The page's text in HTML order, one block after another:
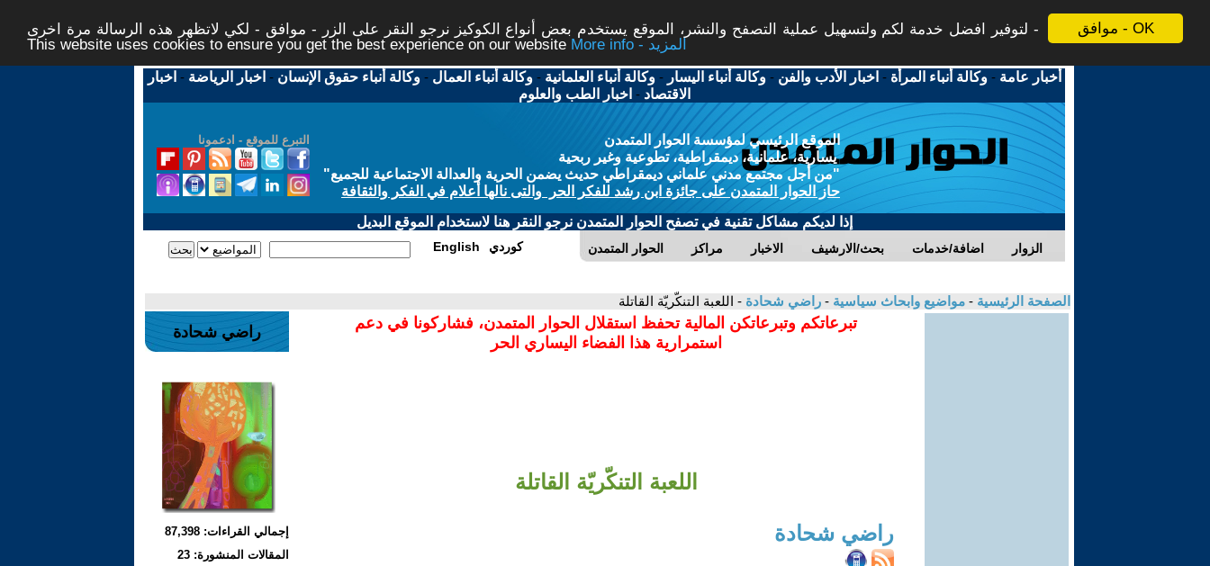
موافق - OK
لتوفير افضل خدمة لكم ولتسهيل عملية التصفح والنشر، الموقع يستخدم بعض أنواع الكوكيز نرجو النقر على الزر - موافق - لكي لاتظهر هذه الرسالة مرة اخرى -
This website uses cookies to ensure you get the best experience on our website
More info - المزيد
أخبار عامة -وكالة أنباء المرأة - اخبار الأدب والفن -وكالة أنباء اليسار -وكالة أنباء العلمانية -وكالة أنباء العمال -وكالة أنباء حقوق الإنسان - اخبار الرياضة - اخبار
الاقتصاد - اخبار الطب والعلوم
التبرع للموقع - ادعمونا
الموقع الرئيسي لمؤسسة الحوار المتمدن
يسارية، علمانية، ديمقراطية، تطوعية وغير ربحية
"من أجل مجتمع مدني علماني ديمقراطي حديث يضمن الحرية والعدالة الاجتماعية للجميع"
حاز الحوار المتمدن على جائزة ابن رشد للفكر الحر والتى نالها أعلام في الفكر والثقافة
إذا لديكم مشاكل تقنية في تصفح الحوار المتمدن نرجو النقر هنا لاستخدام الموقع البديل
الحوار المتمدن مراكز الاخبار بحث/الارشيف اضافة/خدمات الزوار English كوردي
الصفحة الرئيسية - مواضيع وابحاث سياسية - راضي شحادة - اللعبة التنكّريّة القاتلة
تبرعاتكم وتبرعاتكن المالية تحفظ استقلال الحوار المتمدن، فشاركونا في دعم
استمرارية هذا الفضاء اليساري الحر
اللعبة التنكّريّة القاتلة
راضي شحادة
راضي شحادة
إجمالي القراءات: 87,398
المقالات المنشورة: 23